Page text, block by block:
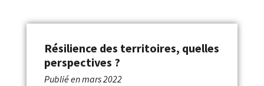
Résilience des territoires, quelles
perspectives ?
Publié enmars 2022